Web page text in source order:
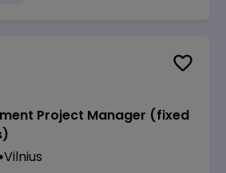
Project Manager (fixed
Vilnius